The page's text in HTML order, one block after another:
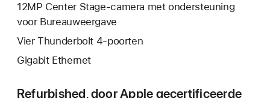
12MP Center Stage-camera met ondersteuning
voor Bureauweergave
Vier Thunderbolt 4-poorten
Gigabit Ethernet
Refurbished, door Apple gecertificeerde